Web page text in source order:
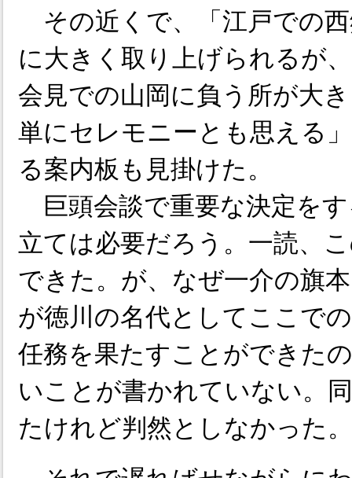
その近くで、「江戸での
に大きく取り上げられるが
会見での山岡に負う所が大
単にセレモニーとも思える
る案内板も見掛けた。
巨頭会談で重要な決定を
立ては必要だろう。一読、
できた。が、なぜ一介の旗
が徳川の名代としてここで
任務を果たすことができた
いことが書かれていない。
たけれど判然としなかった。